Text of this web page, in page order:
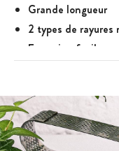
Grande longueur
2 types de rayures
Entretien facile
Peigne pâtisserie
Longueur : 69 cm
Motif : rayures